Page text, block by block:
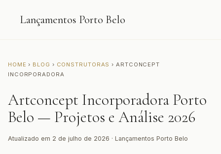
Lançamentos Porto Belo
HOME › BLOG › CONSTRUTORAS › ARTCONCEPT
INCORPORADORA
Artconcept Incorporadora Porto
Belo — Projetos e Análise 2026
Atualizado em 2 de julho de 2026 · Lançamentos Porto Belo